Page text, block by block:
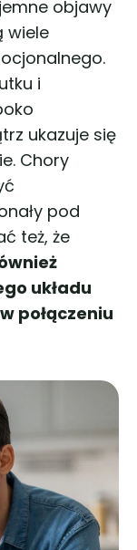
objawy
wiele
i
ukazuje się
Chory
pod
też, że
układu
połączeniu